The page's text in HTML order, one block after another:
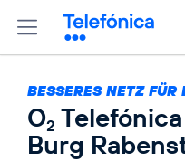
BESSERES NETZ
O2
Burg